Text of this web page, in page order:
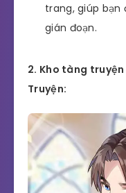
trang, giúp
gián đoạn.
2. Kho tàng
Truyện: